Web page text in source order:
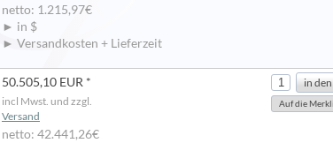
netto: 1.215,97€
► in $
► Versandkosten + Lieferzeit
50.505,10 EUR *
incl Mwst. und zzgl.
Versand
netto: 42.441,26€